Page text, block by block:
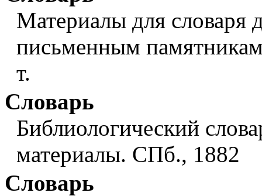
Материалы для словаря
письменным
т.
Словарь
Библиологический
материалы. СПб., 1882
Словарь